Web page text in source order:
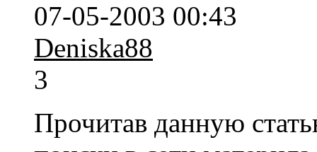
07-05-2003 00:43
Deniska88
3
Прочитав данную